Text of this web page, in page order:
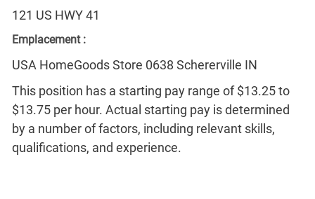
121 US HWY 41
Emplacement :
USA HomeGoods Store 0638 Schererville IN
This position has a starting pay range of $13.25 to
$13.75 per hour. Actual starting pay is determined
by a number of factors, including relevant skills,
qualifications, and experience.